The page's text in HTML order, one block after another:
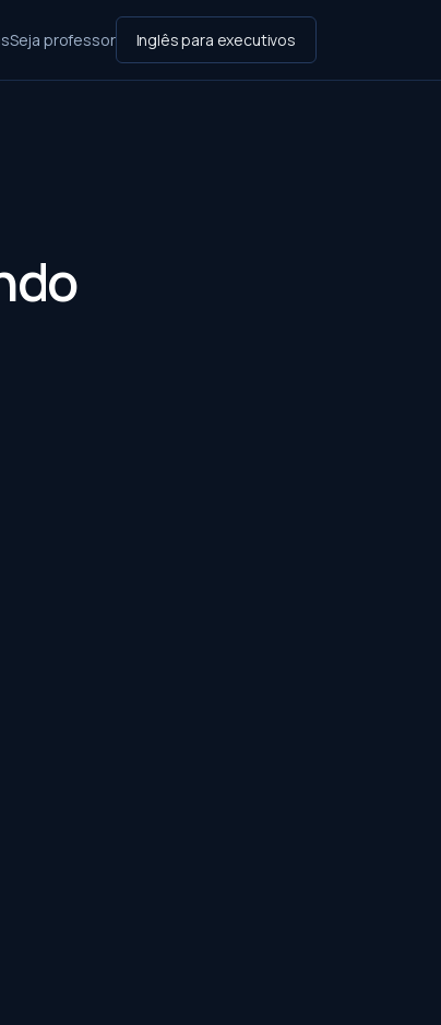
Seja professor Inglês para executivos